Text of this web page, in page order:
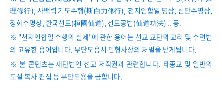
理修行), 사백력 기도수행(斯白力修行), 천지인합일 명상, 신단수명상,
정화수명상, 환국선도(桓國仙道), 선도공법(仙道功法) .. 등.
※ "천지인합일 수행의 실제"에 관한 용어는 선교 교단의 교리 및 수련법
의 고유한 용어입니다. 무단도용시 민형사상의 처벌을 받게됩니다.
※ 본 콘텐츠는 재단법인 선교 저작권과 관련합니다. 타종교 및 일반의
표절 복사 편집 등 무단도용을 금합니다.